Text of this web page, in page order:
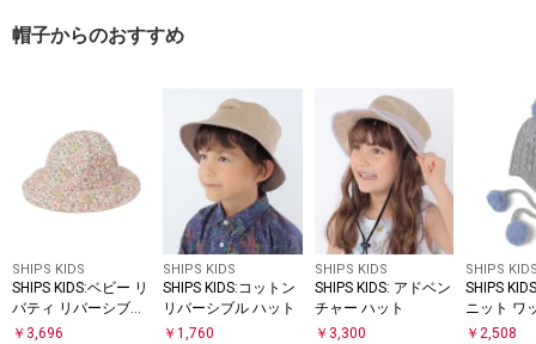
帽子からのおすすめ
SHIPS KIDS
SHIPS KIDS:ベビー リ
バティ リバーシブル
ハット
￥ 3,696
SHIPS KIDS
SHIPS KIDS:コットン
リバーシブル ハット
￥1,760
SHIPS KIDS
SHIPS KIDS: アドベン
チャー ハット
￥ 3,300
SHIPS
SHIPS
ニット ワ
プ
￥2,508